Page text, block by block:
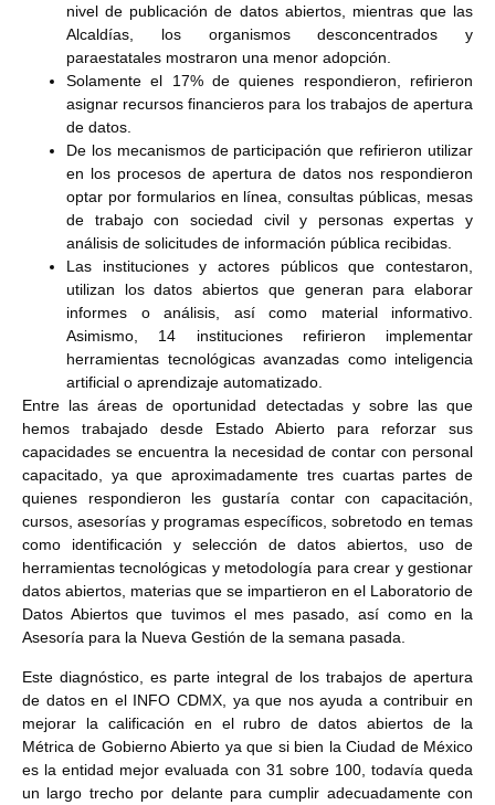
nivel de publicación de datos abiertos, mientras que las
Alcaldías, los organismos desconcentrados y
paraestatales mostraron una menor adopción.
Solamente el 17% de quienes respondieron, refirieron
asignar recursos financieros para los trabajos de apertura
de datos.
De los mecanismos de participación que refirieron utilizar
en los procesos de apertura de datos nos respondieron
optar por formularios en línea, consultas públicas, mesas
de trabajo con sociedad civil y personas expertas y
análisis de solicitudes de información pública recibidas.
Las instituciones y actores públicos que contestaron,
utilizan los datos abiertos que generan para elaborar
informes o análisis, así como material informativo.
Asimismo, 14 instituciones refirieron implementar
herramientas tecnológicas avanzadas como inteligencia
artificial o aprendizaje automatizado.
Entre las áreas de oportunidad detectadas y sobre las que
hemos trabajado desde Estado Abierto para reforzar sus
capacidades se encuentra la necesidad de contar con personal
capacitado, ya que aproximadamente tres cuartas partes de
quienes respondieron les gustaría contar con capacitación,
cursos, asesorías y programas específicos, sobretodo en temas
como identificación y selección de datos abiertos, uso de
herramientas tecnológicas y metodología para crear y gestionar
datos abiertos, materias que se impartieron en el Laboratorio de
Datos Abiertos que tuvimos el mes pasado, así como en la
Asesoría para la Nueva Gestión de la semana pasada.
Este diagnóstico, es parte integral de los trabajos de apertura
de datos en el INFO CDMX, ya que nos ayuda a contribuir en
mejorar la calificación en el rubro de datos abiertos de la
Métrica de Gobierno Abierto ya que si bien la Ciudad de México
es la entidad mejor evaluada con 31 sobre 100, todavía queda
un largo trecho por delante para cumplir adecuadamente con